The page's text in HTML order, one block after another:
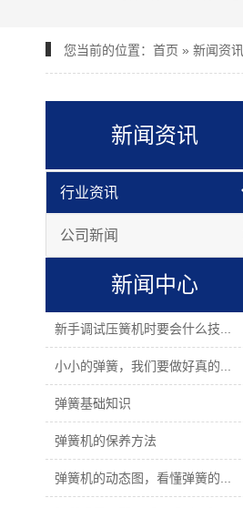
您当前的位置： 首页 » 新闻资讯
新闻资讯
行业资讯
公司新闻
新闻中心
新手调试压簧机时要会什么技...
小小的弹簧，我们要做好真的...
弹簧基础知识
弹簧机的保养方法
弹簧机的动态图，看懂弹簧的...